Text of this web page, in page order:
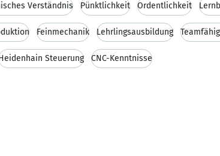
Verständnis Pünktlichkeit Ordentlichkeit
Feinmechanik Lehrlingsausbildung
Steuerung CNC-Kenntnisse